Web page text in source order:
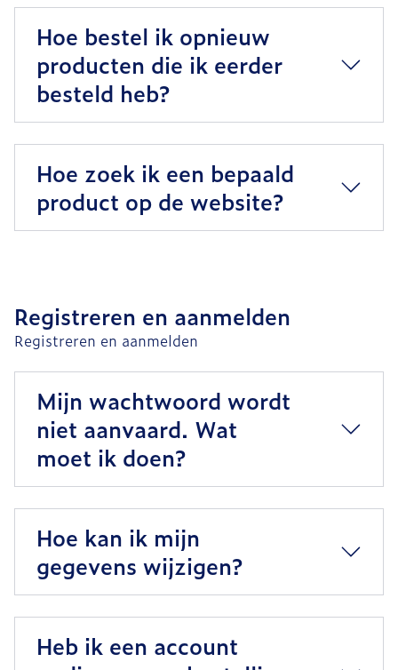
Hoe bestel ik opnieuw
producten die ik eerder
besteld heb?
Hoe zoek ik een bepaald
product op de website?
Registreren en aanmelden
Registreren en aanmelden
Mijn wachtwoord wordt
niet aanvaard. Wat
moet ik doen?
Hoe kan ik mijn
gegevens wijzigen?
Heb ik een account